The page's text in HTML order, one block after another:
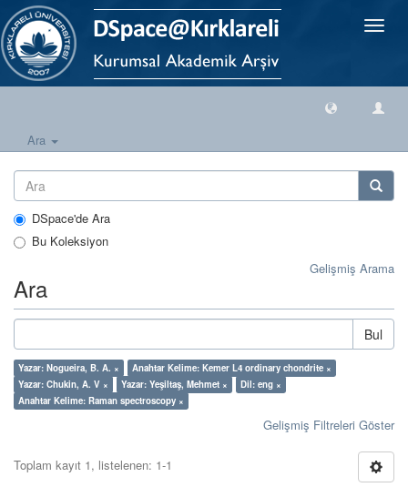
Geçiş
Ara
DSpace'de Ara
Bu Koleksiyon
Gelişmiş Arama
Ara
Bul
Yazar: Nogueira, B. A. ×
Anahtar Kelime: Kemer L4 ordinary chondrite ×
Yazar: Chukin, A. V ×
Yazar: Yeşiltaş, Mehmet ×
Dil: eng ×
Anahtar Kelime: Raman spectroscopy ×
Gelişmiş Filtreleri Göster
Toplam kayıt 1, listelenen: 1-1